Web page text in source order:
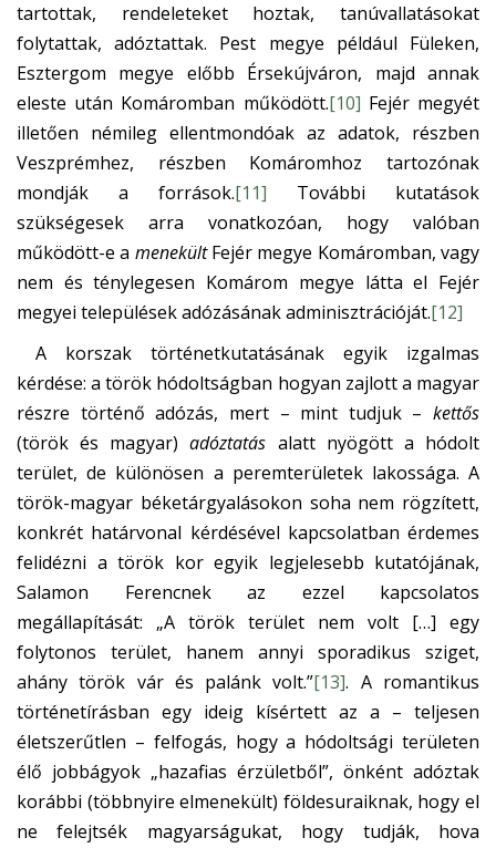
tartottak, rendeleteket hoztak, tanúvallatásokat
folytattak, adóztattak. Pest megye például Füleken,
Esztergom megye előbb Érsekújváron, majd annak
eleste után Komáromban működött.[10] Fejér megyét
illetően némileg ellentmondóak az adatok, részben
Veszprémhez, részben Komáromhoz tartozónak
mondják a források.[11] További kutatások
szükségesek arra vonatkozóan, hogy valóban
működött-e a menekültFejér megye Komáromban, vagy
nem és ténylegesen Komárom megye látta el Fejér
megyei települések adózásának adminisztrációját.[12]
A korszak történetkutatásának egyik izgalmas
kérdése: a török hódoltságban hogyan zajlott a magyar
részre történő adózás, mert – mint tudjuk – kettős
(török és magyar)adóztatás alatt nyögött a hódolt
terület, de különösen a peremterületek lakossága. A
török-magyar béketárgyalásokon soha nem rögzített,
konkrét határvonal kérdésével kapcsolatban érdemes
felidézni a török kor egyik legjelesebb kutatójának,
Salamon Ferencnek az ezzel kapcsolatos
megállapítását: „A török terület nem volt […] egy
folytonos terület, hanem annyi sporadikus sziget,
ahány török vár és palánk volt.”[13]. A romantikus
történetírásban egy ideig kísértett az a – teljesen
életszerűtlen – felfogás, hogy a hódoltsági területen
élő jobbágyok „hazafias érzületből”, önként adóztak
korábbi (többnyire elmenekült) földesuraiknak, hogy el
ne felejtsék magyarságukat, hogy tudják, hova